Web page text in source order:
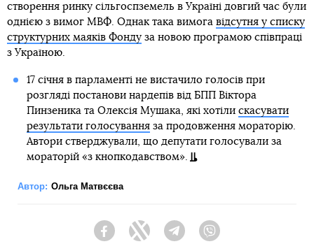
створення ринку сільгоспземель в Україні довгий час були
однією з вимог МВФ. Однак така вимога відсутня у списку
структурних маяків Фонду за новою програмою співпраці
з Україною.
17 січня в парламенті не вистачило голосів при
розгляді постанови нардепів від БПП Віктора
Пинзеника та Олексія Мушака, які хотіли скасувати
результати голосуванняза продовження мораторію.
Автори стверджували, що депутати голосували за
мораторій «з кнопкодавством».
Автор: Ольга Матвєєва
FacebookTwitter Telegram